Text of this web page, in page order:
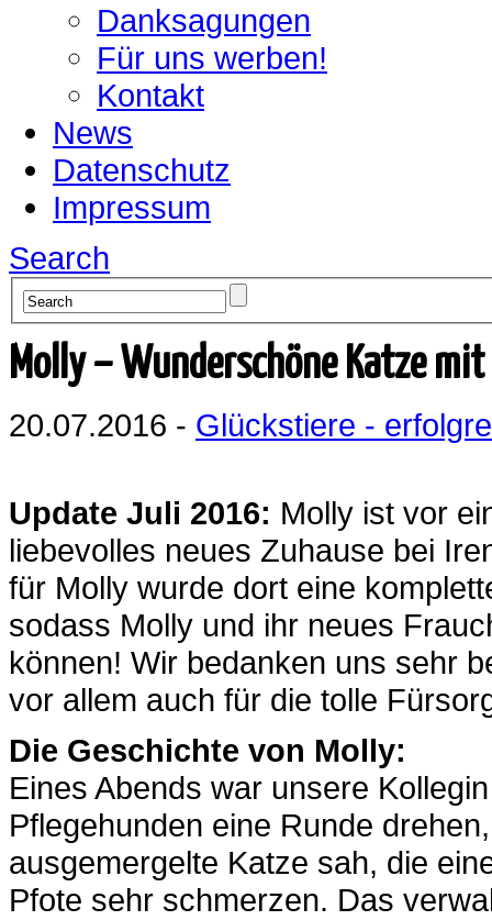
Danksagungen
Für uns werben!
Kontakt
News
Datenschutz
Impressum
Search
Molly – Wunderschöne Katze mit
20.07.2016 - Glückstiere -
Update Juli 2016: Molly ist vor
liebevolles neues Zuhause bei
für Molly wurde dort eine
sodass Molly und ihr neues
können! Wir bedanken uns sehr
vor allem auch für die tolle
Die Geschichte von Molly:
Eines Abends war unsere
Pflegehunden eine Runde
ausgemergelte Katze sah, die
Pfote sehr schmerzen. Das